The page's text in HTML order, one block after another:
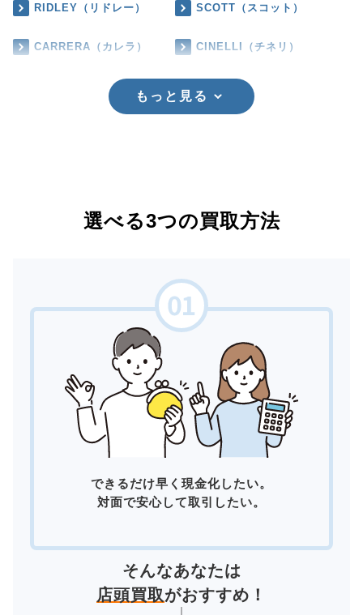
RIDLEY（リドレー） SCOTT（スコット）
CARRERA（カレラ） CINELLI（チネリ）
もっと見る
選べる3つの買取方法
できるだけ早く現金化したい。
対面で安心して取引したい。
そんなあなたは
店頭買取がおすすめ！